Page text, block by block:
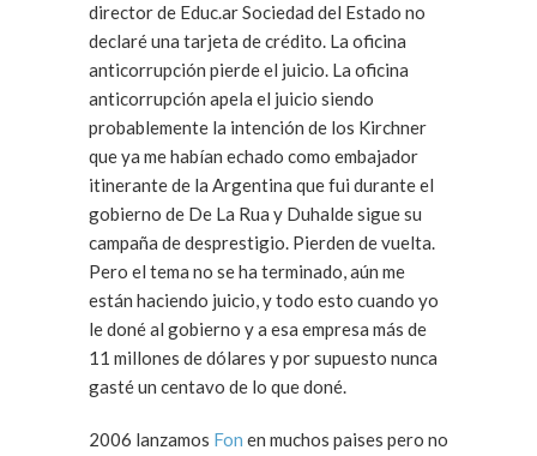
director de Educ.ar Sociedad del Estado no
declaré una tarjeta de crédito. La oficina
anticorrupción pierde el juicio. La oficina
anticorrupción apela el juicio siendo
probablemente la intención de los Kirchner
que ya me habían echado como embajador
itinerante de la Argentina que fui durante el
gobierno de De La Rua y Duhalde sigue su
campaña de desprestigio. Pierden de vuelta.
Pero el tema no se ha terminado, aún me
están haciendo juicio, y todo esto cuando yo
le doné al gobierno y a esa empresa más de
11 millones de dólares y por supuesto nunca
gasté un centavo de lo que doné.
2006 lanzamos Fon en muchos paises pero no